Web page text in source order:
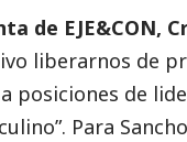
de EJE&CON,
liberarnos de
posiciones de
Para